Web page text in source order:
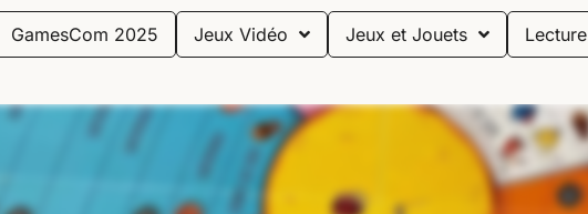
GamesCom 2025 Jeux Vidéo Jeux et Jouets Lecture